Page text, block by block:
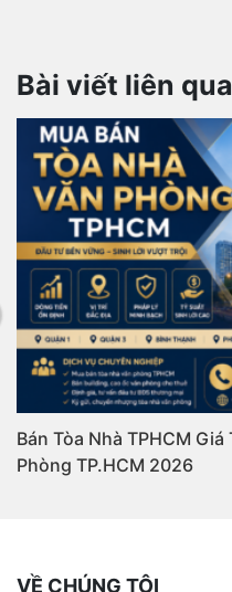
Bài viết liên
Bán Tòa Nhà TPHCM
Phòng TP.HCM 2026
VỀ CHÚNG TÔI